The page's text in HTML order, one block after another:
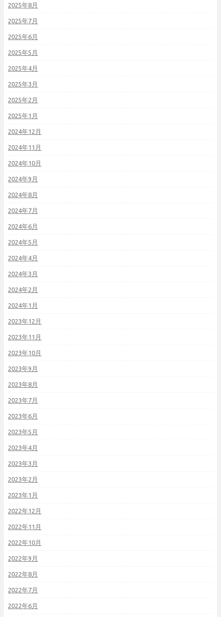
2025年8月
2025年7月
2025年6月
2025年5月
2025年4月
2025年3月
2025年2月
2025年1月
2024年12月
2024年11月
2024年10月
2024年9月
2024年8月
2024年7月
2024年6月
2024年5月
2024年4月
2024年3月
2024年2月
2024年1月
2023年12月
2023年11月
2023年10月
2023年9月
2023年8月
2023年7月
2023年6月
2023年5月
2023年4月
2023年3月
2023年2月
2023年1月
2022年12月
2022年11月
2022年10月
2022年9月
2022年8月
2022年7月
2022年6月